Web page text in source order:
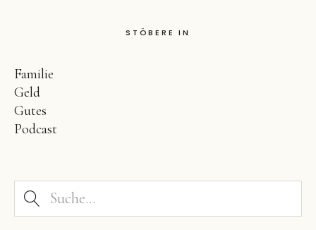
STÖBERE IN
Familie
Geld
Gutes
Podcast